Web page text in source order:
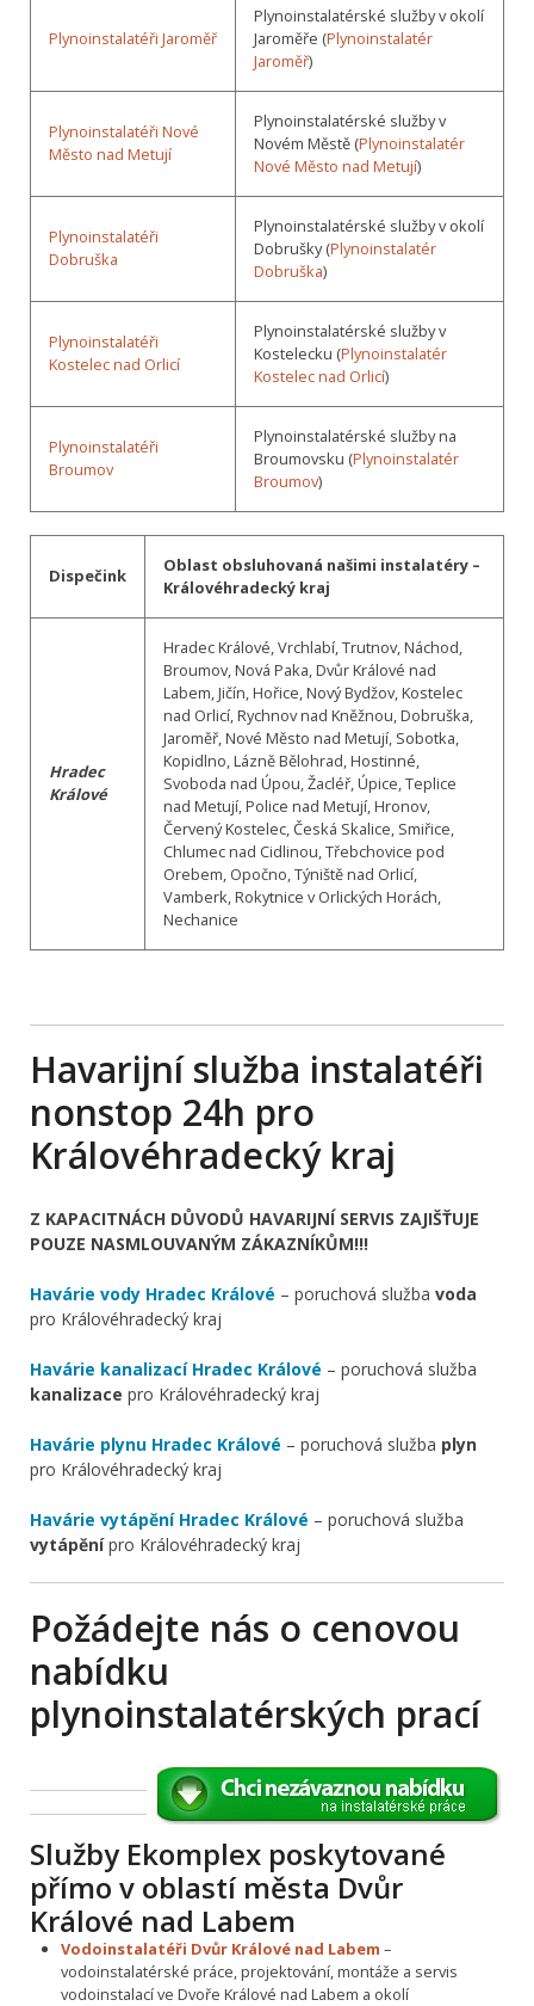
Plynoinstalatéři Jaroměř
Plynoinstalatérské služby v okolí
Jaroměře (Plynoinstalatér
Jaroměř)
Plynoinstalatéři Nové
Město nad Metují
Plynoinstalatérské služby v
Novém Městě (Plynoinstalatér
Nové Město nad Metují)
Plynoinstalatéři
Dobruška
Plynoinstalatérské služby v okolí
Dobrušky (Plynoinstalatér
Dobruška)
Plynoinstalatéři
Kostelec nad Orlicí
Plynoinstalatérské služby v
Kostelecku (Plynoinstalatér
Kostelec nad Orlicí)
Plynoinstalatéři
Broumov
Plynoinstalatérské služby na
Broumovsku (Plynoinstalatér
Broumov)
Dispečink
Oblast obsluhovaná našimi instalatéry –
Královéhradecký kraj
Hradec
Králové
Hradec Králové, Vrchlabí, Trutnov, Náchod,
Broumov, Nová Paka, Dvůr Králové nad
Labem, Jičín, Hořice, Nový Bydžov, Kostelec
nad Orlicí, Rychnov nad Kněžnou, Dobruška,
Jaroměř, Nové Město nad Metují, Sobotka,
Kopidlno, Lázně Bělohrad, Hostinné,
Svoboda nad Úpou, Žacléř, Úpice, Teplice
nad Metují, Police nad Metují, Hronov,
Červený Kostelec, Česká Skalice, Smiřice,
Chlumec nad Cidlinou, Třebchovice pod
Orebem, Opočno, Týniště nad Orlicí,
Vamberk, Rokytnice v Orlických Horách,
Nechanice
Havarijní služba instalatéři
nonstop 24h pro
Královéhradecký kraj
Z KAPACITNÁCH DŮVODŮ HAVARIJNÍ SERVIS ZAJIŠŤUJE
POUZE NASMLOUVANÝM ZÁKAZNÍKŮM!!!
Havárie vody Hradec Králové – poruchová služba voda
pro Královéhradecký kraj
Havárie kanalizací Hradec Králové – poruchová služba
kanalizace pro Královéhradecký kraj
Havárie plynu Hradec Králové – poruchová služba plyn
pro Královéhradecký kraj
Havárie vytápění Hradec Králové – poruchová služba
vytápěnípro Královéhradecký kraj
Požádejte nás o cenovou
nabídku
plynoinstalatérských prací
Služby Ekomplex poskytované
přímo v oblastí města Dvůr
Králové nad Labem
Vodoinstalatéři Dvůr Králové nad Labem –
vodoinstalatérské práce, projektování, montáže a servis
vodoinstalací ve Dvoře Králové nad Labem a okolí